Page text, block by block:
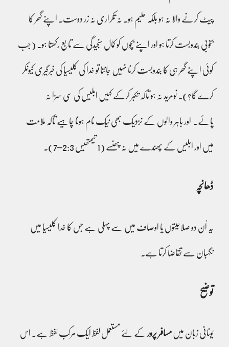
پیٹ کرنے والا نہ ہو بلکہ حلیم ہو۔ نہ تکراری نہ زر دوست۔ اپنے گھر کا
بخوبی بندوبست کرتا ہو اور اپنے بچوں کو کمال سنجیدگی سے تابع رکھتا ہو۔ (جب
کوئی اپنے گھر ہی کا بندوبست کرنا نہیں جانتا تو خدا کی کلیسیا کی خبرگیری کیونکر
کرے گا؟)۔ نومرید نہ ہو تاکہ تکبر کرکے کہیں ابلیس کی سی سزا نہ
پائے۔ اور باہر والوں کے نزدیک بھی نیک نام ہونا چاہیے تاکہ ملامت
میں اور ابلیس کے پھندے میں نہ پھنسے (1 تیمتھیس 2:3–7)۔
ڈھانچہ
یہ اُن دو صلاحیتوں یا اوصاف میں سے پہلی ہے جس کا خدا کلیسیا میں
نگہبان سے تقاضا کرتا ہے۔
توضیح
یونانی زبان میں مسافر پرور کے لئے مستعمل لفظ ایک مرکب لفظ ہے۔ اس